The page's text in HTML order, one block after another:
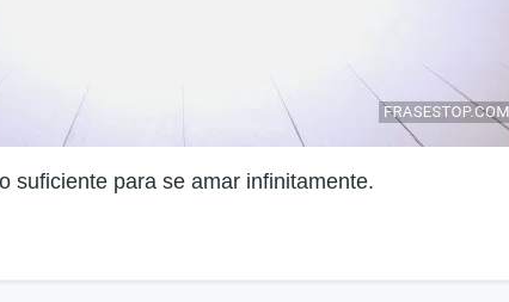
suficiente para se amar infinitamente.